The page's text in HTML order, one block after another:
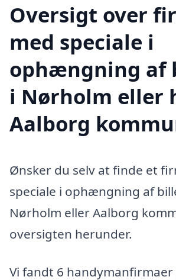
Oversigt over
med speciale i
ophængning af
i Nørholm eller
Aalborg
Ønsker du selv at finde et
speciale i ophængning af
Nørholm eller Aalborg
oversigten herunder.
Vi fandt 6